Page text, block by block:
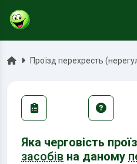
ГоловнаПроїзд перехресть
Яка черговість
засобів на даному